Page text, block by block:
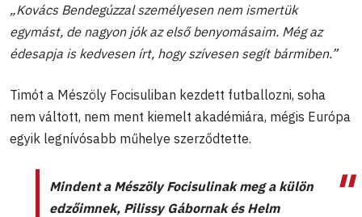
„Kovács Bendegúzzal személyesen nem ismertük
egymást, de nagyon jók az első benyomásaim. Még az
édesapja is kedvesen írt, hogy szívesen segít bármiben.”
Timót a Mészöly Focisuliban kezdett futballozni, soha
nem váltott, nem ment kiemelt akadémiára, mégis Európa
egyik legnívósabb műhelye szerződtette.
Mindent a Mészöly Focisulinak meg a külön
edzőimnek, Pilissy Gábornak és Helm